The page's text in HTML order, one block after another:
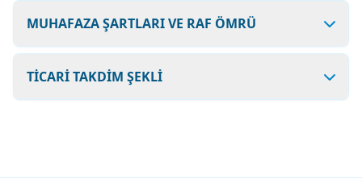
MUHAFAZA ŞARTLARI VE RAF ÖMRÜ
TİCARİ TAKDİM ŞEKLİ